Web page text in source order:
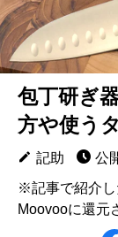
包丁研ぎ
方や使う
記助
公
※記事で紹介し
Moovooに還元